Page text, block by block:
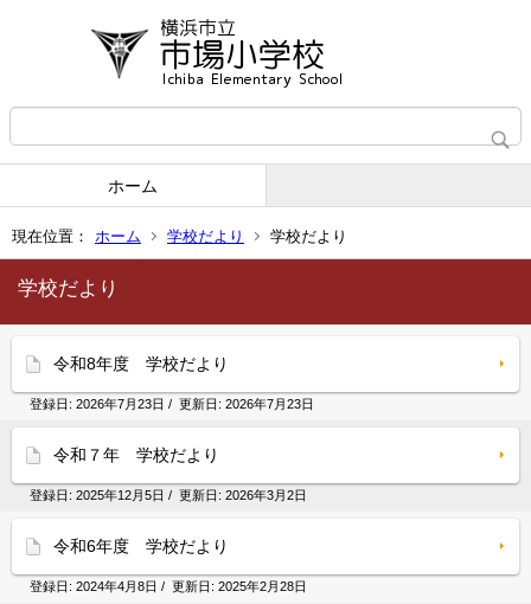
ホーム
現在位置： ホーム 学校だより 学校だより
学校だより
令和8年度 学校だより
登録日: 2026年7月23日 / 更新日: 2026年7月23日
令和７年 学校だより
登録日: 2025年12月5日 / 更新日: 2026年3月2日
令和6年度 学校だより
登録日: 2024年4月8日 / 更新日: 2025年2月28日